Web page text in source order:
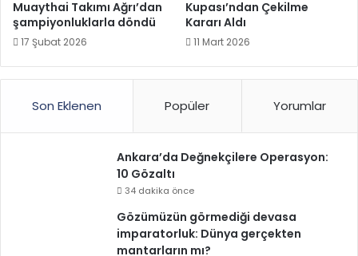
Muaythai Takımı Ağrı’dan
şampiyonluklarla döndü
17 Şubat 2026
Kupası’ndan Çekilme
Kararı Aldı
11 Mart 2026
Son Eklenen Popüler Yorumlar
Ankara’da Değnekçilere Operasyon:
10 Gözaltı
34 dakika önce
Gözümüzün görmediği devasa
imparatorluk: Dünya gerçekten
mantarların mı?